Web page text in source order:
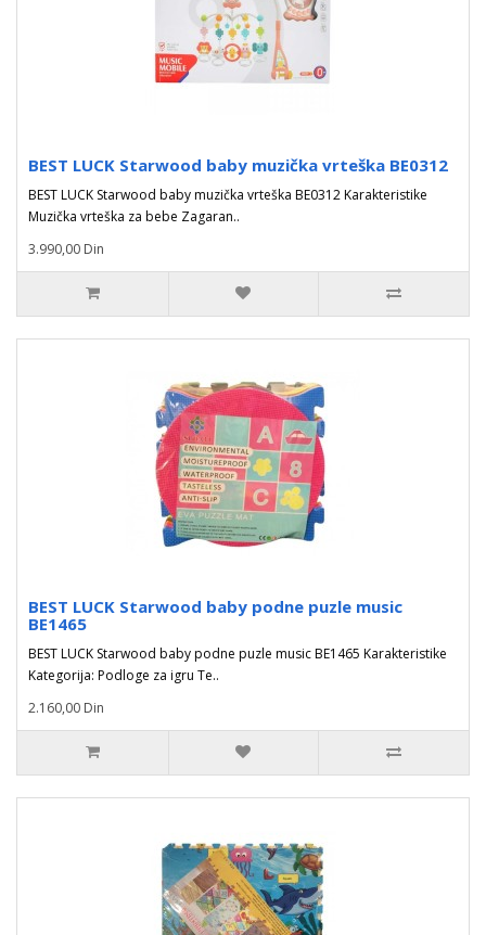
BEST LUCK Starwood baby muzička vrteška BE0312
BEST LUCK Starwood baby muzička vrteška BE0312 Karakteristike
Muzička vrteška za bebe Zagaran..
3.990,00 Din
BEST LUCK Starwood baby podne puzle music
BE1465
BEST LUCK Starwood baby podne puzle music BE1465 Karakteristike
Kategorija: Podloge za igru Te..
2.160,00 Din